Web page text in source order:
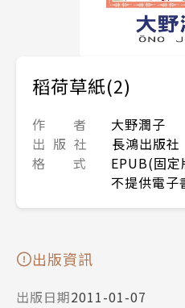
稻荷草紙(2)
作 者
大野潤子
出 版 社
長鴻出版社
格 式
EPUB(固定
不提供電子
出版資訊
出版日期2011-01-07